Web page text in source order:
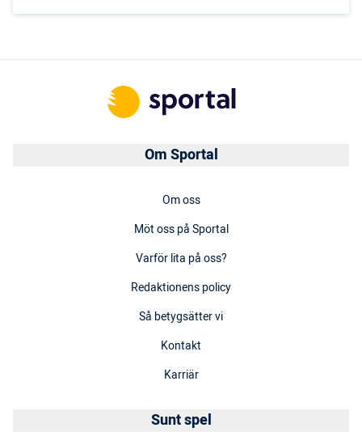
Om Sportal
Om oss
Möt oss på Sportal
Varför lita på oss?
Redaktionens policy
Så betygsätter vi
Kontakt
Karriär
Sunt spel